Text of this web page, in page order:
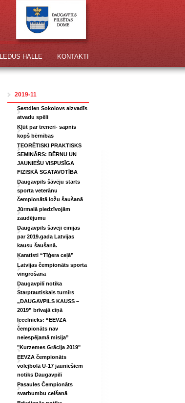
KONTAKTI
LEDUS HALLE
2019-11
Sestdien Sokolovs aizvadīs
atvadu spēli
Kļūt par treneri- sapnis
kopš bērnības
TEORĒTISKI PRAKTISKS
SEMINĀRS: BĒRNU UN
JAUNIEŠU VISPUSĪGA
FIZISKĀ SGATAVOTĪBA
Daugavpils šāvēju starts
sporta veterānu
čempionātā ložu šaušanā
Jūrmalā piedzīvojām
zaudējumu
Daugavpils šāvēji cīnijās
par 2019.gada Latvijas
kausu šaušanā.
Karatisti “Tīģera ceļā”
Latvijas čempionāts sporta
vingrošanā
Daugavpilī notika
Starptautiskais turnīrs
„DAUGAVPILS KAUSS –
2019” brīvajā cīņā
Iecelnieks: “EEVZA
čempionāts nav
neiespējamā misija”
"Kurzemes Grācija 2019"
EEVZA čempionāts
volejbolā U-17 jauniešiem
notiks Daugavpilī
Pasaules Čempionāts
svarbumbu celšanā